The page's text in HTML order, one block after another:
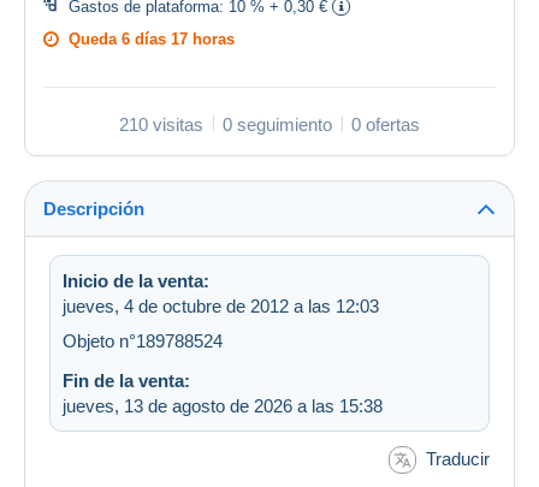
Gastos de plataforma: 10 % + 0,30 €
Queda 6 días 17 horas
210 visitas 0 seguimiento 0 ofertas
Descripción
Inicio de la venta:
jueves, 4 de octubre de 2012 a las 12:03
Objeto n°189788524
Fin de la venta:
jueves, 13 de agosto de 2026 a las 15:38
Traducir